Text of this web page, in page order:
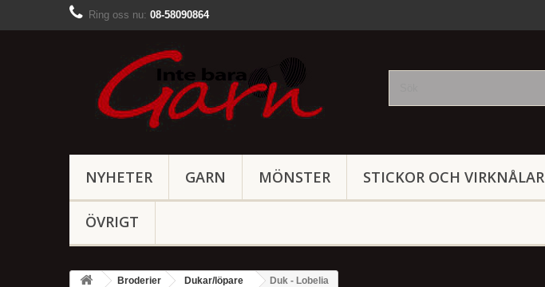
Ring oss nu: 08-58090864
NYHETER GARN MÖNSTER STICKOR OCH VIRKNÅLAR
ÖVRIGT
Broderier Dukar/löpare Duk - Lobelia